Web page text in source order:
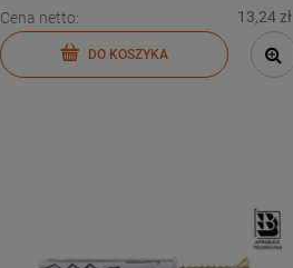
Cena netto: 13,24 zł
DO KOSZYKA